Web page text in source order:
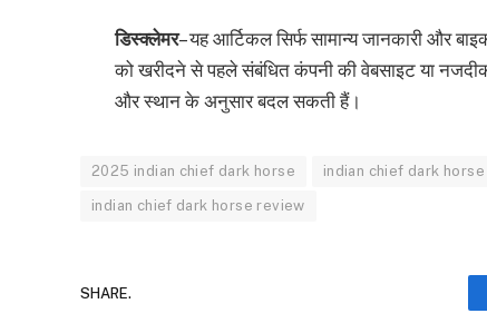
डिस्क्लेमर– यह आर्टिकल सिर्फ सामान्य जानकारी और
को खरीदने से पहले संबंधित कंपनी की वेबसाइट या
और स्थान के अनुसार बदल सकती हैं।
2025 indian chief dark horse indian chief dark horse
indian chief dark horse review
SHARE.